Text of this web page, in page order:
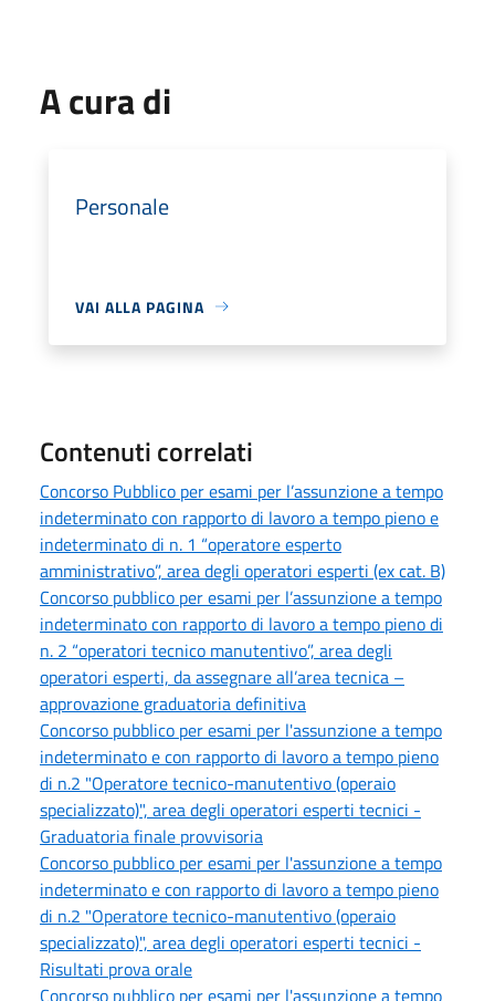
A cura di
Personale
VAI ALLA PAGINA
Contenuti correlati
Concorso Pubblico per esami per l’assunzione a tempo
indeterminato con rapporto di lavoro a tempo pieno e
indeterminato di n. 1 “operatore esperto
amministrativo”, area degli operatori esperti (ex cat. B)
Concorso pubblico per esami per l’assunzione a tempo
indeterminato con rapporto di lavoro a tempo pieno di
n. 2 “operatori tecnico manutentivo”, area degli
operatori esperti, da assegnare all’area tecnica –
approvazione graduatoria definitiva
Concorso pubblico per esami per l'assunzione a tempo
indeterminato e con rapporto di lavoro a tempo pieno
di n.2 "Operatore tecnico-manutentivo (operaio
specializzato)", area degli operatori esperti tecnici -
Graduatoria finale provvisoria
Concorso pubblico per esami per l'assunzione a tempo
indeterminato e con rapporto di lavoro a tempo pieno
di n.2 "Operatore tecnico-manutentivo (operaio
specializzato)", area degli operatori esperti tecnici -
Risultati prova orale
Concorso pubblico per esami per l'assunzione a tempo